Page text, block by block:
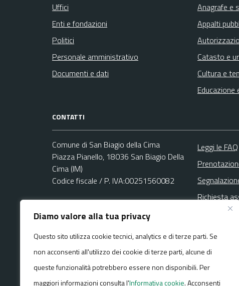
Diamo valore alla tua privacy
Questo sito utilizza cookie tecnici, analytics e di terze parti. Se
non acconsenti all'utilizzo dei cookie di terze parti, alcune di
queste funzionalità potrebbero essere non disponibili. Per
maggiori informazioni consulta l'Informativa cookie. Acconsenti
Uffici
Enti e fondazioni
Politici
Personale amministrativo
Documenti e dati
Anagrafe e
Appalti
Catasto e
Cultura e
CONTATTI
Comune di San Biagio della Cima
Piazza Pianello, 18036 San Biagio Della
Cima (IM)
Codice fiscale / P. IVA:00251560082
Email:
PEC:
comune.sanbiagiodellacima.im@legalmail.it
Centralino unico: +39 0184 289044
Leggi le FAQ
Richiesta